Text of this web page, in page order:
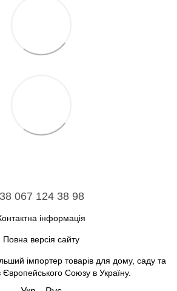
067 124 38 98
інформація
Повна версія сайту
імпортер товарів для дому, саду та
Європейського Союзу в Україну.